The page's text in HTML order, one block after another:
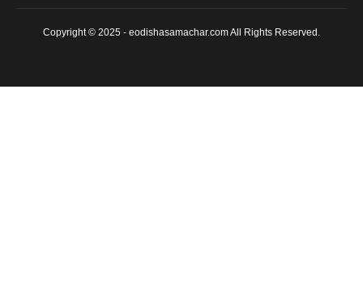
Copyright © 2025 - eodishasamachar.com All Rights Reserved.